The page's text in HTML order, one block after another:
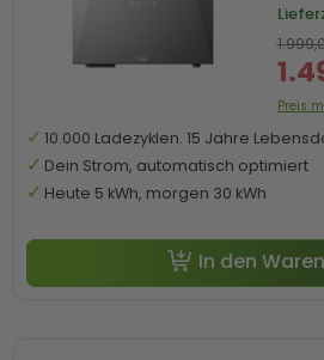
Preis
10.000 Ladezyklen. 15 Jahre
Dein Strom, automatisch optimiert
Heute 5 kWh, morgen 30 kWh
In den